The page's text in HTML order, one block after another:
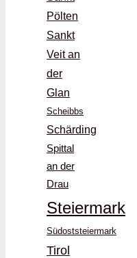
Pölten
Sankt
Veit an
der
Glan
Scheibbs
Schärding
Spittal
an der
Drau
Steiermark
Südoststeiermark
Tirol